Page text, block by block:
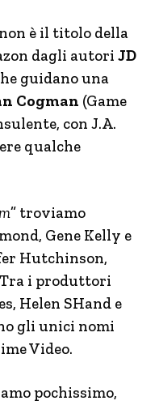
è il titolo della
dagli autori JD
guidano una
Cogman (Game
con J.A.
qualche
” troviamo
Gene Kelly e
Hutchinson,
Tra i produttori
Helen SHand e
gli unici nomi
Video.
pochissimo,